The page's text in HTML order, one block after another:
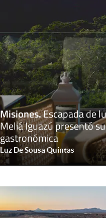
Misiones.Escapada de
Meliá Iguazú presentó
gastronómica
Luz De Sousa Quintas